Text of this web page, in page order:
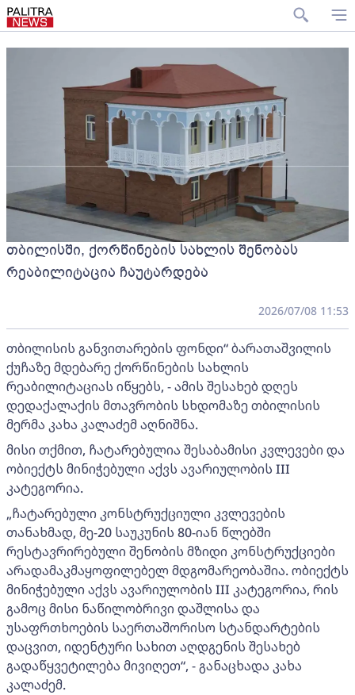
თბილისში, ქორწინების სახლის შენობას
რეაბილიტაცია ჩაუტარდება
2026/07/08 11:53
თბილისის განვითარების ფონდი“ ბარათაშვილის
ქუჩაზე მდებარე ქორწინების სახლის
რეაბილიტაციას იწყებს, - ამის შესახებ დღეს
დედაქალაქის მთავრობის სხდომაზე თბილისის
მერმა კახა კალაძემ აღნიშნა.
მისი თქმით, ჩატარებულია შესაბამისი კვლევები და
ობიექტს მინიჭებული აქვს ავარიულობის III
კატეგორია.
„ჩატარებული კონსტრუქციული კვლევების
თანახმად, მე-20 საუკუნის 80-იან წლებში
რესტავრირებული შენობის მზიდი კონსტრუქციები
არადამაკმაყოფილებელ მდგომარეობაშია. ობიექტს
მინიჭებული აქვს ავარიულობის III კატეგორია, რის
გამოც მისი ნაწილობრივი დაშლისა და
უსაფრთხოების საერთაშორისო სტანდარტების
დაცვით, იდენტური სახით აღდგენის შესახებ
გადაწყვეტილება მივიღეთ“, - განაცხადა კახა
კალაძემ.